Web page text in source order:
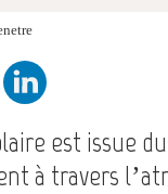
est issue
à travers